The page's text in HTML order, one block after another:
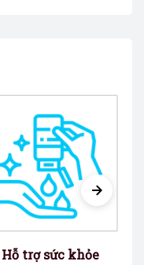
Hỗ trợ sức khỏe